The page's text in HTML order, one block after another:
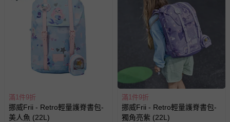
滿1件9折
挪威Frii - Retro輕量護脊書包-
美人魚 (22L)
滿1件9折
挪威Frii - Retro輕量護脊書包-
獨角亮紫 (22L)